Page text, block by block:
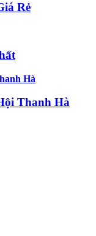
Rẻ
Thanh Hà